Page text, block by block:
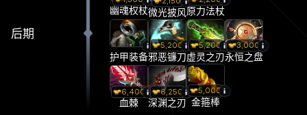
幽魂权杖微光披风原力法杖
后期
护甲装备
5,200
邪恶镰刀
5,200
虚灵之刃
3,000
永恒之盘
6,400
血棘
6,250
深渊之刃
5,000
金箍棒